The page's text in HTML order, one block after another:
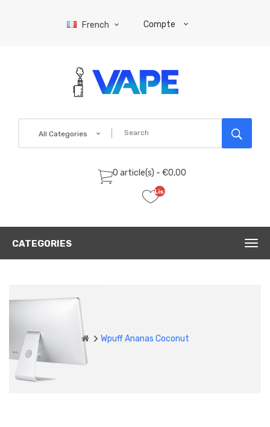
French Compte
All Categories
0 article(s) - €0,00
Liste
(0)
CATEGORIES
Wpuff Ananas Coconut